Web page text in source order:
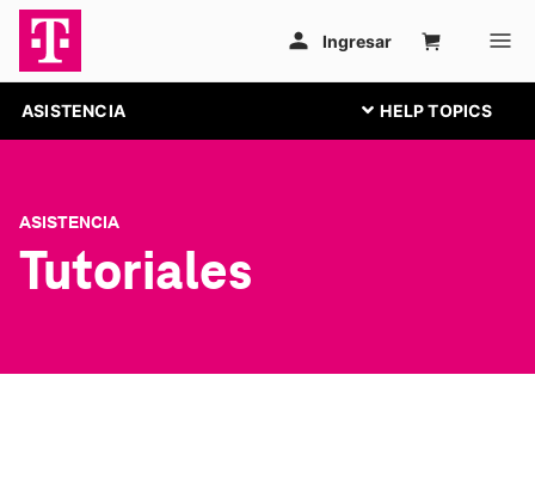
ASISTENCIA
ASISTENCIA
Tutoriales